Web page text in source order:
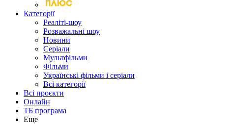
Категорії
Реаліті-шоу
Розважальні шоу
Новини
Серіали
Мультфільми
Фільми
Українські фільми і серіали
Всі категорії
Всі проєкти
Онлайн
ТБ програма
Еще